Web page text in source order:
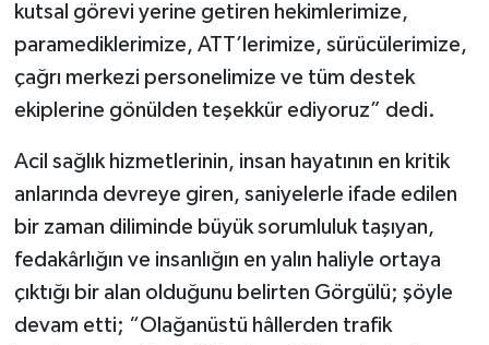
kutsal görevi yerine getiren hekimlerimize,
paramediklerimize, ATT’lerimize, sürücülerimize,
çağrı merkezi personelimize ve tüm destek
ekiplerine gönülden teşekkür ediyoruz” dedi.
Acil sağlık hizmetlerinin, insan hayatının en kritik
anlarında devreye giren, saniyelerle ifade edilen
bir zaman diliminde büyük sorumluluk taşıyan,
fedakârlığın ve insanlığın en yalın haliyle ortaya
çıktığı bir alan olduğunu belirten Görgülü; şöyle
devam etti; “Olağanüstü hâllerden trafik